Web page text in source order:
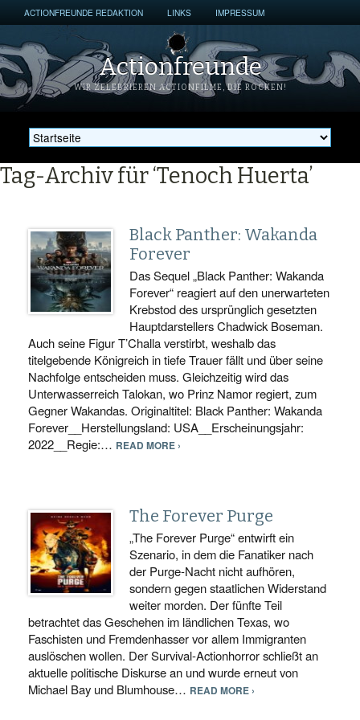
ACTIONFREUNDE REDAKTION LINKS IMPRESSUM
Actionfreunde
WIR ZELEBRIEREN ACTIONFILME, DIE ROCKEN!
Tag-Archiv für ‘Tenoch Huerta’
Black Panther: Wakanda
Forever
Das Sequel „Black Panther: Wakanda
Forever“ reagiert auf den unerwarteten
Krebstod des ursprünglich gesetzten
Hauptdarstellers Chadwick Boseman.
Auch seine Figur T’Challa verstirbt, weshalb das
titelgebende Königreich in tiefe Trauer fällt und über seine
Nachfolge entscheiden muss. Gleichzeitig wird das
Unterwasserreich Talokan, wo Prinz Namor regiert, zum
Gegner Wakandas. Originaltitel: Black Panther: Wakanda
Forever__Herstellungsland: USA__Erscheinungsjahr:
2022__Regie:… READ MORE ›
The Forever Purge
„The Forever Purge“ entwirft ein
Szenario, in dem die Fanatiker nach
der Purge-Nacht nicht aufhören,
sondern gegen staatlichen Widerstand
weiter morden. Der fünfte Teil
betrachtet das Geschehen im ländlichen Texas, wo
Faschisten und Fremdenhasser vor allem Immigranten
auslöschen wollen. Der Survival-Actionhorror schließt an
aktuelle politische Diskurse an und wurde erneut von
Michael Bay und Blumhouse… READ MORE ›